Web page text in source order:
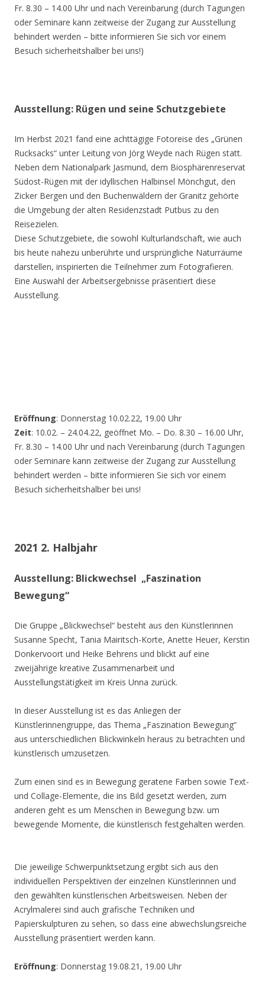
Fr. 8.30 – 14.00 Uhr und nach Vereinbarung (durch Tagungen
oder Seminare kann zeitweise der Zugang zur Ausstellung
behindert werden – bitte informieren Sie sich vor einem
Besuch sicherheitshalber bei uns!)
Ausstellung: Rügen und seine Schutzgebiete
Im Herbst 2021 fand eine achttägige Fotoreise des „Grünen
Rucksacks“ unter Leitung von Jörg Weyde nach Rügen statt.
Neben dem Nationalpark Jasmund, dem Biosphärenreservat
Südost-Rügen mit der idyllischen Halbinsel Mönchgut, den
Zicker Bergen und den Buchenwäldern der Granitz gehörte
die Umgebung der alten Residenzstadt Putbus zu den
Reisezielen.
Diese Schutzgebiete, die sowohl Kulturlandschaft, wie auch
bis heute nahezu unberührte und ursprüngliche Naturräume
darstellen, inspirierten die Teilnehmer zum Fotografieren.
Eine Auswahl der Arbeitsergebnisse präsentiert diese
Ausstellung.
Eröffnung: Donnerstag 10.02.22, 19.00 Uhr
Zeit: 10.02. – 24.04.22, geöffnet Mo. – Do. 8.30 – 16.00 Uhr,
Fr. 8.30 – 14.00 Uhr und nach Vereinbarung (durch Tagungen
oder Seminare kann zeitweise der Zugang zur Ausstellung
behindert werden – bitte informieren Sie sich vor einem
Besuch sicherheitshalber bei uns!
2021 2. Halbjahr
Ausstellung: Blickwechsel „Faszination
Bewegung“
Die Gruppe „Blickwechsel“ besteht aus den Künstlerinnen
Susanne Specht, Tania Mairitsch-Korte, Anette Heuer, Kerstin
Donkervoort und Heike Behrens und blickt auf eine
zweijährige kreative Zusammenarbeit und
Ausstellungstätigkeit im Kreis Unna zurück.
In dieser Ausstellung ist es das Anliegen der
Künstlerinnengruppe, das Thema „Faszination Bewegung“
aus unterschiedlichen Blickwinkeln heraus zu betrachten und
künstlerisch umzusetzen.
Zum einen sind es in Bewegung geratene Farben sowie Text-
und Collage-Elemente, die ins Bild gesetzt werden, zum
anderen geht es um Menschen in Bewegung bzw. um
bewegende Momente, die künstlerisch festgehalten werden.
Die jeweilige Schwerpunktsetzung ergibt sich aus den
individuellen Perspektiven der einzelnen Künstlerinnen und
den gewählten künstlerischen Arbeitsweisen. Neben der
Acrylmalerei sind auch grafische Techniken und
Papierskulpturen zu sehen, so dass eine abwechslungsreiche
Ausstellung präsentiert werden kann.
Eröffnung: Donnerstag 19.08.21, 19.00 Uhr